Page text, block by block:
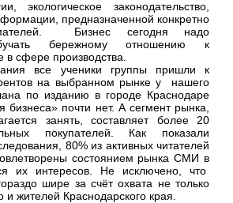
экологическое законодательство,
предназначенной конкретно
Бизнес сегодня надо
бережному отношению к
сфере производства.
все ученики группы пришли к
на выбранном рынке у нашего
по изданию в городе Краснодаре
бизнеса» почти нет. А сегмент рынка,
занять, составляет более 20
покупателей. Как показали
80% из активных читателей
состоянием рынка СМИ в
их интересов. Не исключено, что
шире за счёт охвата не только
и жителей Краснодарского края.